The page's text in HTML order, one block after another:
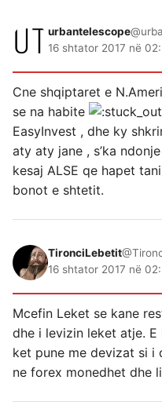
urbantelescope
16 shtator 2017 në
Cne shqiptaret e
se na habite
EasyInvest , dhe ky
aty aty jane , s’ka
kesaj ALSE qe hapet
bonot e shtetit.
TironciLebetit
16 shtator 2017 në
Mcefin Leket se kane
dhe i levizin leket atje.
ket pune me devizat si i
ne forex monedhet dhe